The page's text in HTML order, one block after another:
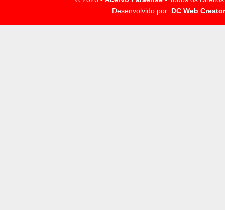
Desenvolvido por: DC Web